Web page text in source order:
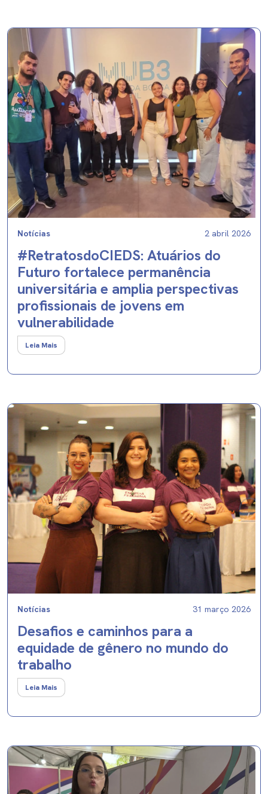
Notícias 2 abril 2026
#RetratosdoCIEDS: Atuários do
Futuro fortalece permanência
universitária e amplia perspectivas
profissionais de jovens em
vulnerabilidade
Leia Mais
Notícias 31 março 2026
Desafios e caminhos para a
equidade de gênero no mundo do
trabalho
Leia Mais